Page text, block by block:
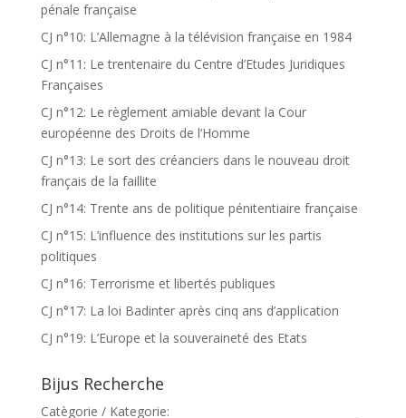
pénale française
CJ n°10: L’Allemagne à la télévision française en 1984
CJ n°11: Le trentenaire du Centre d’Etudes Juridiques
Françaises
CJ n°12: Le règlement amiable devant la Cour
européenne des Droits de l’Homme
CJ n°13: Le sort des créanciers dans le nouveau droit
français de la faillite
CJ n°14: Trente ans de politique pénitentiaire française
CJ n°15: L’influence des institutions sur les partis
politiques
CJ n°16: Terrorisme et libertés publiques
CJ n°17: La loi Badinter après cinq ans d’application
CJ n°19: L’Europe et la souveraineté des Etats
Bijus Recherche
Catègorie / Kategorie: